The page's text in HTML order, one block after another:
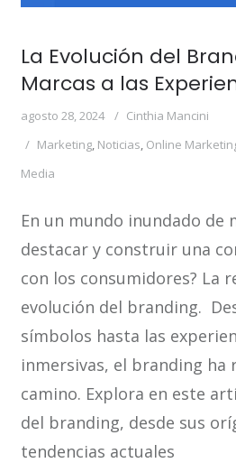
La Evolución del
Marcas a las
agosto 28, 2024
Cinthia Mancini
Marketing, Noticias, Online
Media
En un mundo inundado de
destacar y construir una
con los consumidores? La
evolución del branding.
símbolos hasta las
inmersivas, el branding ha
camino. Explora en este
del branding, desde sus
tendencias actuales